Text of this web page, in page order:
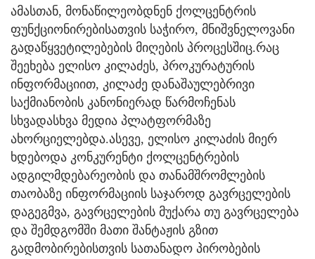
ამასთან, მონაწილეობდნენ ქოლცენტრის
ფუნქციონირებისათვის საჭირო, მნიშვნელოვანი
გადაწყვეტილებების მიღების პროცესშიც.რაც
შეეხება ელისო კილაძეს, პროკურატურის
ინფორმაციით, კილაძე დანაშაულებრივი
საქმიანობის კანონიერად წარმოჩენას
სხვადასხვა მედია პლატფორმაზე
ახორციელებდა.ასევე, ელისო კილაძის მიერ
ხდებოდა კონკურენტი ქოლცენტრების
ადგილმდებარეობის და თანამშრომლების
თაობაზე ინფორმაციის საჯაროდ გავრცელების
დაგეგმვა, გავრცელების მუქარა თუ გავრცელება
და შემდგომში მათი შანტაჟის გზით
გადმობირებისთვის სათანადო პირობების